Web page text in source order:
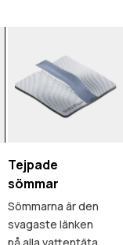
Tejpade
sömmar
Sömmarna är den
svagaste länken